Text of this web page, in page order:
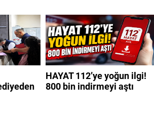
HAYAT 112’ye yoğun ilgi!
800 bin indirmeyi aştı